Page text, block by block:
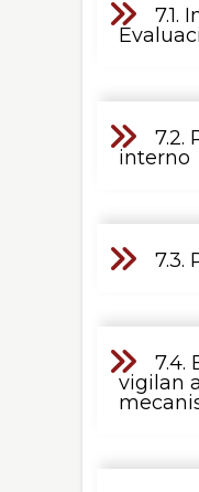
7.1.
7.2.
interno
7.3.
7.4.
vigilan